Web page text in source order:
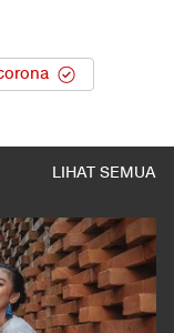
LIHAT SEMUA